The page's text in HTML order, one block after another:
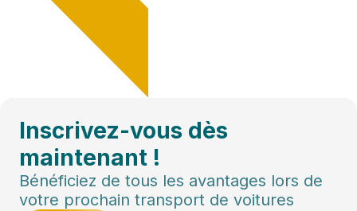
Inscrivez-vous dès
maintenant !
Bénéficiez de tous les avantages lors de
votre prochain transport de voitures